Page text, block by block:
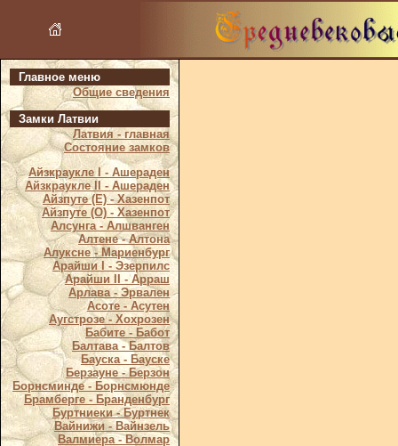
Главное меню
Общие сведения
Замки Латвии
Латвия - главная
Состояние замков
Айзкраукле I - Ашераден
Айзкраукле II - Ашераден
Айзпуте (Е) - Хазенпот
Айзпуте (О) - Хазенпот
Алсунга - Алшванген
Алтене - Алтона
Алуксне - Мариенбург
Арайши I - Эзерпилс
Арайши II - Арраш
Арлава - Эрвален
Асоте - Асутен
Аугстрозе - Хохрозен
Бабите - Бабот
Балтава - Балтов
Бауска - Бауске
Берзауне - Берзон
Борнсминде - Борнсмюнде
Брамберге - Бранденбург
Буртниеки - Буртнек
Вайнижи - Вайнзель
Валмиера - Волмар